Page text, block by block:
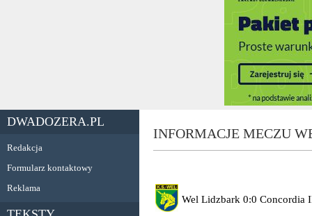
DWADOZERA.PL
Redakcja
Formularz kontaktowy
Reklama
INFORMACJE MECZU
Wel Lidzbark 0:0 Concordia